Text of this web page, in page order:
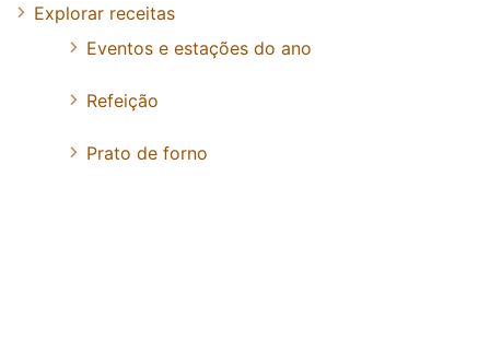
Explorar receitas
Eventos e estações do ano
Refeição
Prato de forno